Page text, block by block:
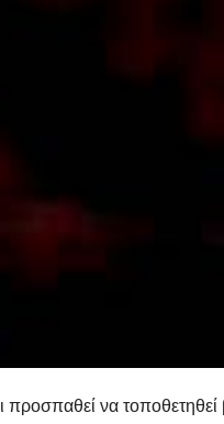
προσπαθεί να